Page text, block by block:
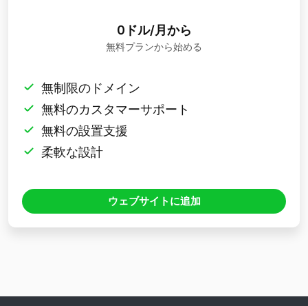
0ドル/月から
無料プランから始める
無制限のドメイン
無料のカスタマーサポート
無料の設置支援
柔軟な設計
ウェブサイトに追加